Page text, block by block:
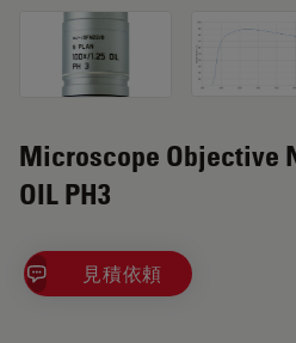
Microscope Objective
OIL PH3
見積依頼